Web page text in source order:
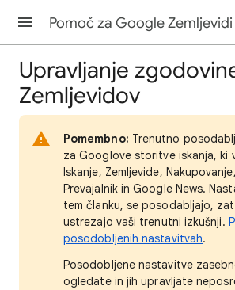
Pomoč za Google Zemljevidi
Upravljanje
Zemljevidov
Pomembno: Trenutno
za Googlove storitve iskanja, ki
Iskanje, Zemljevide,
Prevajalnik in Google News.
tem članku, se posodabljajo,
ustrezajo vaši trenutni izkušnji.
posodobljenih nastavitvah.
Posodobljene nastavitve
ogledate in jih upravljate